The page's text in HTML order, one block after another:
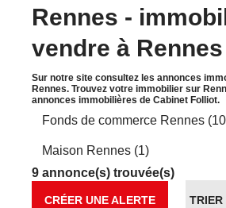
Rennes -
vendre à Rennes
Sur notre site consultez les annonces
Rennes. Trouvez votre immobilier sur
annonces immobilières de Cabinet Folliot.
Fonds de commerce Rennes
Maison Rennes (1)
9 annonce(s) trouvée(s)
CRÉER UNE ALERTE